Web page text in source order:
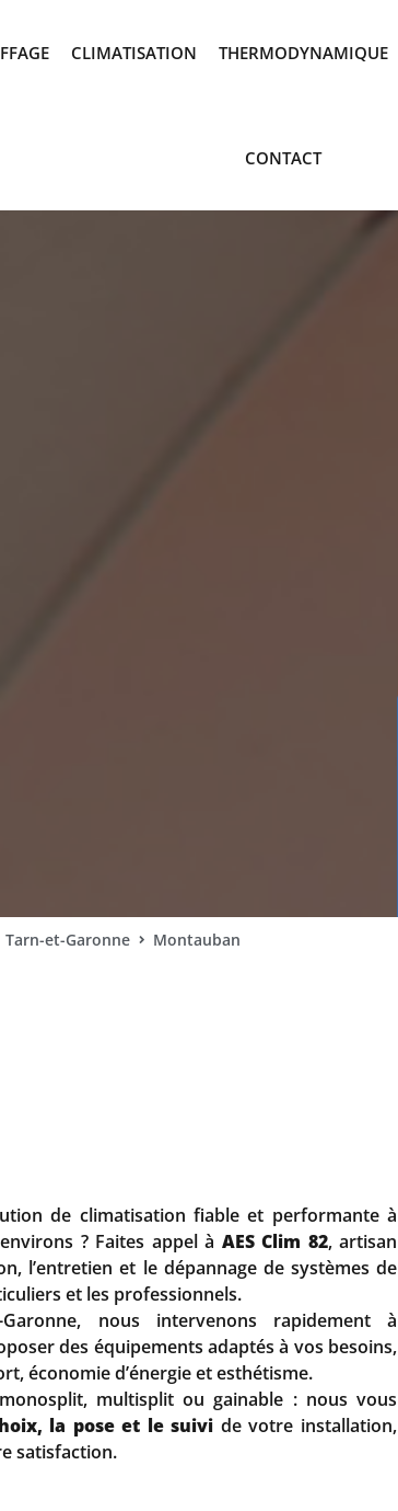
CLIMATISATION THERMODYNAMIQUE
CONTACT
Tarn-et-Garonne Montauban
de climatisation fiable et performante à
? Faites appel à AES Clim 82, artisan
l’entretien et le dépannage de systèmes de
et les professionnels.
nous intervenons rapidement à
des équipements adaptés à vos besoins,
économie d’énergie et esthétisme.
multisplit ou gainable : nous vous
la pose et le suivi de votre installation,
satisfaction.